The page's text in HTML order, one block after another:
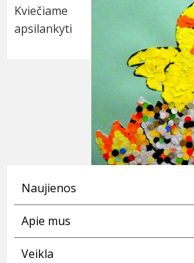
Kviečiame
apsilankyti
Naujienos
Apie mus
Veikla